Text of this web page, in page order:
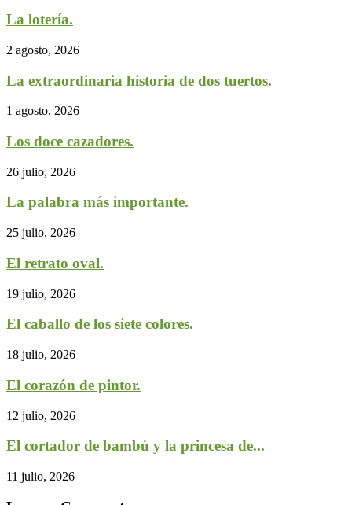
La lotería.
2 agosto, 2026
La extraordinaria historia de dos tuertos.
1 agosto, 2026
Los doce cazadores.
26 julio, 2026
La palabra más importante.
25 julio, 2026
El retrato oval.
19 julio, 2026
El caballo de los siete colores.
18 julio, 2026
El corazón de pintor.
12 julio, 2026
El cortador de bambú y la princesa de...
11 julio, 2026